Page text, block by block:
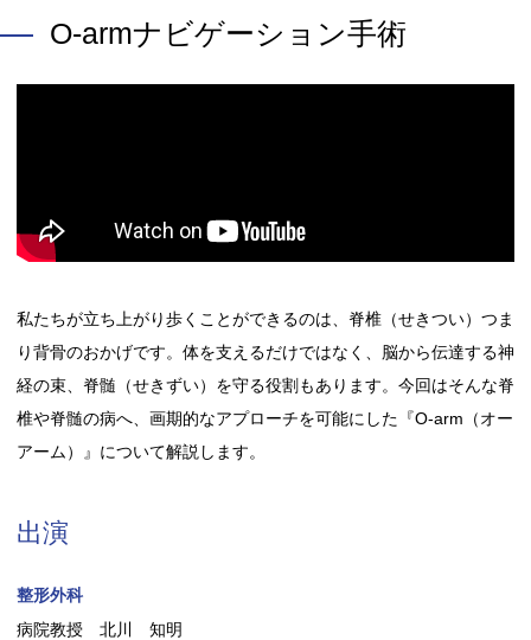
O-armナビゲーション手術
私たちが立ち上がり歩くことができるのは、脊椎（せきつい）つま
り背骨のおかげです。体を支えるだけではなく、脳から伝達する神
経の束、脊髄（せきずい）を守る役割もあります。今回はそんな脊
椎や脊髄の病へ、画期的なアプローチを可能にした『O-arm（オー
アーム）』について解説します。
出演
整形外科
病院教授 北川 知明